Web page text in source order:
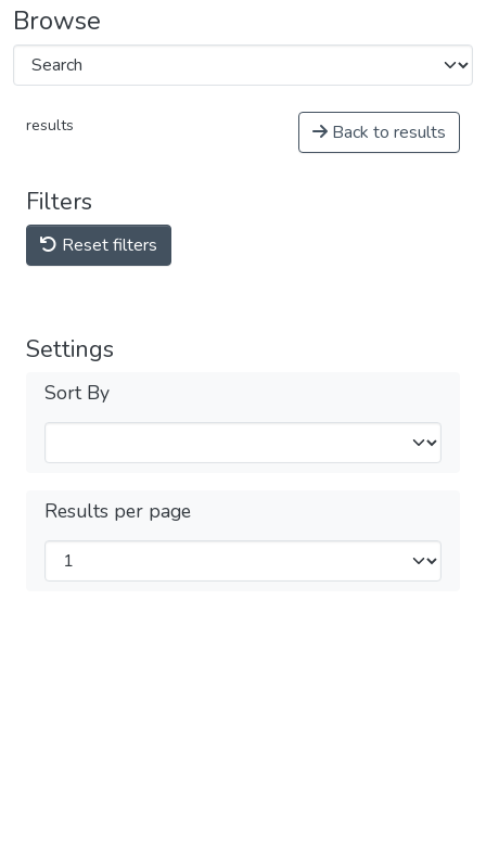
Browse
results Back to results
Filters
Reset filters
Settings
Sort By
Results per page